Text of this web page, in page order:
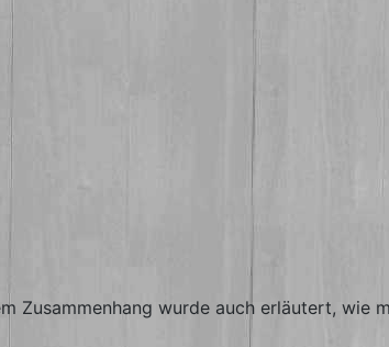
Zusammenhang wurde auch erläutert, wie